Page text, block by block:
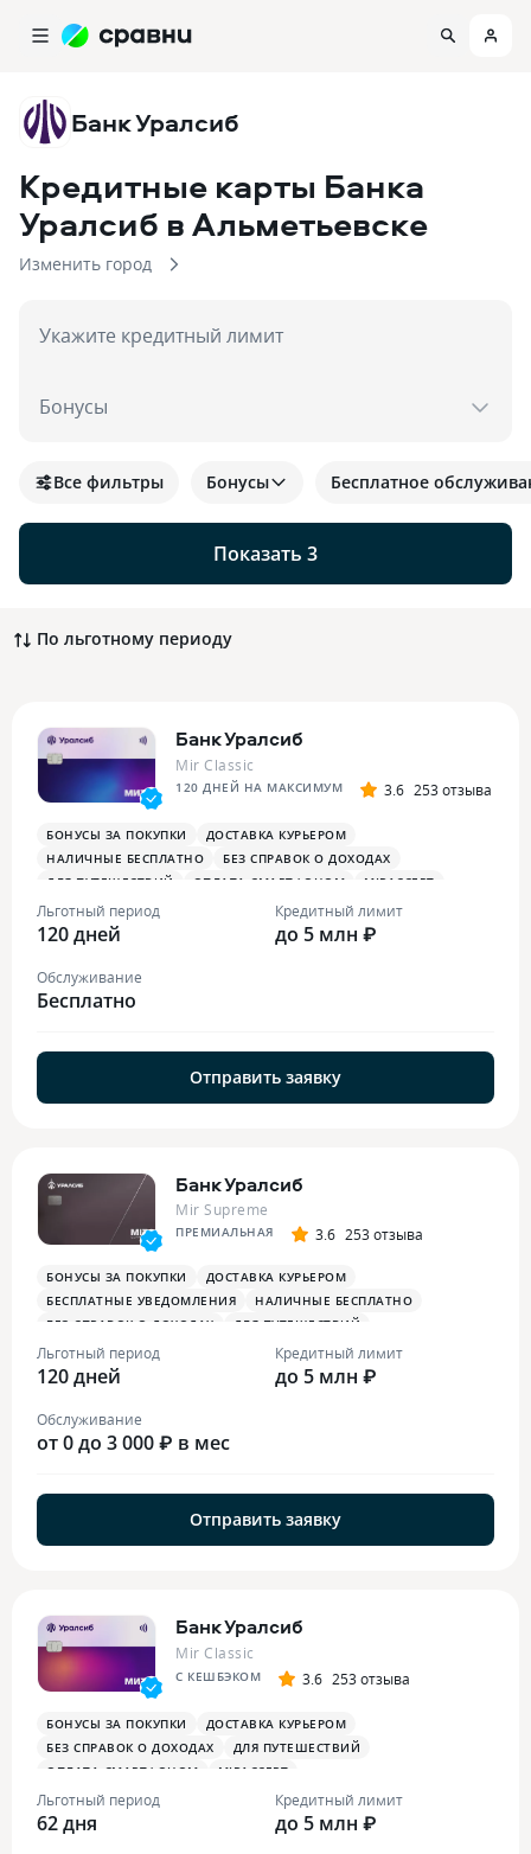
Банк Уралсиб
Кредитные карты Банка
Уралсиб в Альметьевске
Изменить город
Укажите кредитный лимит
Бонусы
Показать 3
Все фильтры Бонусы Бесплатное
По льготному периоду
Банк Уралсиб
Mir Classic
120 ДНЕЙ НА МАКСИМУМ 3.6 253 отзыва
БОНУСЫ ЗА ПОКУПКИ
ДОСТАВКА КУРЬЕРОМ
НАЛИЧНЫЕ БЕСПЛАТНО
БЕЗ СПРАВОК О ДОХОДАХ
ДЛЯ ПУТЕШЕСТВИЙ
ОПЛАТА СМАРТФОНОМ MIRACCEPT
Льготный период
120 дней
Кредитный лимит
до 5 млн ₽
Обслуживание
Бесплатно
Отправить заявку
Банк Уралсиб
Mir Supreme
ПРЕМИАЛЬНАЯ 3.6 253 отзыва
БОНУСЫ ЗА ПОКУПКИ
ДОСТАВКА КУРЬЕРОМ
БЕСПЛАТНЫЕ УВЕДОМЛЕНИЯ
НАЛИЧНЫЕ БЕСПЛАТНО
БЕЗ СПРАВОК О ДОХОДАХ
ДЛЯ ПУТЕШЕСТВИЙ
ОПЛАТА СМАРТФОНОМ
MIRACCEPT
БИЗНЕС-ЗАЛЫ
БЕСПЛАТНАЯ ТУРИСТИЧЕСКАЯ СТРАХОВКА
Льготный период
120 дней
Кредитный лимит
до 5 млн ₽
Обслуживание
от 0 до 3 000 ₽ в мес
Отправить заявку
Банк Уралсиб
Mir Classic
С КЕШБЭКОМ 3.6 253 отзыва
БОНУСЫ ЗА ПОКУПКИ
ДОСТАВКА КУРЬЕРОМ
БЕЗ СПРАВОК О ДОХОДАХ
ДЛЯ ПУТЕШЕСТВИЙ
ОПЛАТА СМАРТФОНОМ
MIRACCEPT
Льготный период
62 дня
Кредитный лимит
до 5 млн ₽